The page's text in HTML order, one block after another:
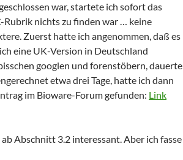
war, startete ich sofort das
Rubrik nichts zu finden war … keine
Zuerst hatte ich angenommen, daß es
eine UK-Version in Deutschland
googlen und forenstöbern, dauerte
etwa drei Tage, hatte ich dann
im Bioware-Forum gefunden: Link
Abschnitt 3.2 interessant. Aber ich fasse